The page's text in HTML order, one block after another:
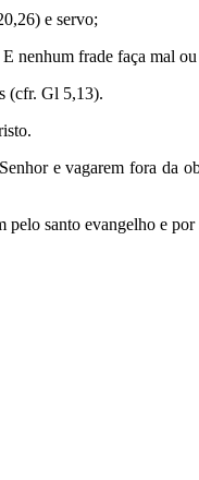
e servo;
nenhum frade faça mal
(cfr. Gl 5,13).
e vagarem fora
santo evangelho e